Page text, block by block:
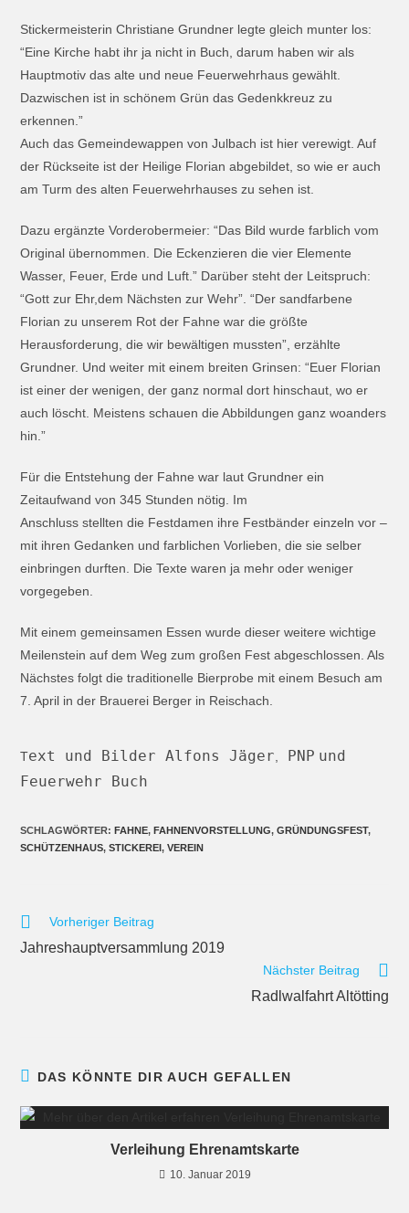
Stickermeisterin Christiane Grundner legte gleich munter los:
“Eine Kirche habt ihr ja nicht in Buch, darum haben wir als
Hauptmotiv das alte und neue Feuerwehrhaus gewählt.
Dazwischen ist in schönem Grün das Gedenkkreuz zu
erkennen.”
Auch das Gemeindewappen von Julbach ist hier verewigt. Auf
der Rückseite ist der Heilige Florian abgebildet, so wie er auch
am Turm des alten Feuerwehrhauses zu sehen ist.
Dazu ergänzte Vorderobermeier: “Das Bild wurde farblich vom
Original übernommen. Die Eckenzieren die vier Elemente
Wasser, Feuer, Erde und Luft.” Darüber steht der Leitspruch:
“Gott zur Ehr,dem Nächsten zur Wehr”. “Der sandfarbene
Florian zu unserem Rot der Fahne war die größte
Herausforderung, die wir bewältigen mussten”, erzählte
Grundner. Und weiter mit einem breiten Grinsen: “Euer Florian
ist einer der wenigen, der ganz normal dort hinschaut, wo er
auch löscht. Meistens schauen die Abbildungen ganz woanders
hin.”
Für die Entstehung der Fahne war laut Grundner ein
Zeitaufwand von 345 Stunden nötig. Im
Anschluss stellten die Festdamen ihre Festbänder einzeln vor –
mit ihren Gedanken und farblichen Vorlieben, die sie selber
einbringen durften. Die Texte waren ja mehr oder weniger
vorgegeben.
Mit einem gemeinsamen Essen wurde dieser weitere wichtige
Meilenstein auf dem Weg zum großen Fest abgeschlossen. Als
Nächstes folgt die traditionelle Bierprobe mit einem Besuch am
7. April in der Brauerei Berger in Reischach.
Text und Bilder Alfons Jäger PNP und
Feuerwehr Buch
SCHLAGWÖRTER:FAHNE, FAHNENVORSTELLUNG, GRÜNDUNGSFEST,
SCHÜTZENHAUS, STICKEREI, VEREIN
Vorheriger Beitrag
Jahreshauptversammlung 2019
Nächster Beitrag
Radlwalfahrt Altötting
DAS KÖNNTE DIR AUCH GEFALLEN
Verleihung Ehrenamtskarte
10. Januar 2019